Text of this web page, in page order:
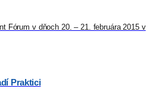
Fórum v dňoch 20. – 21. februára 2015 v
Praktici